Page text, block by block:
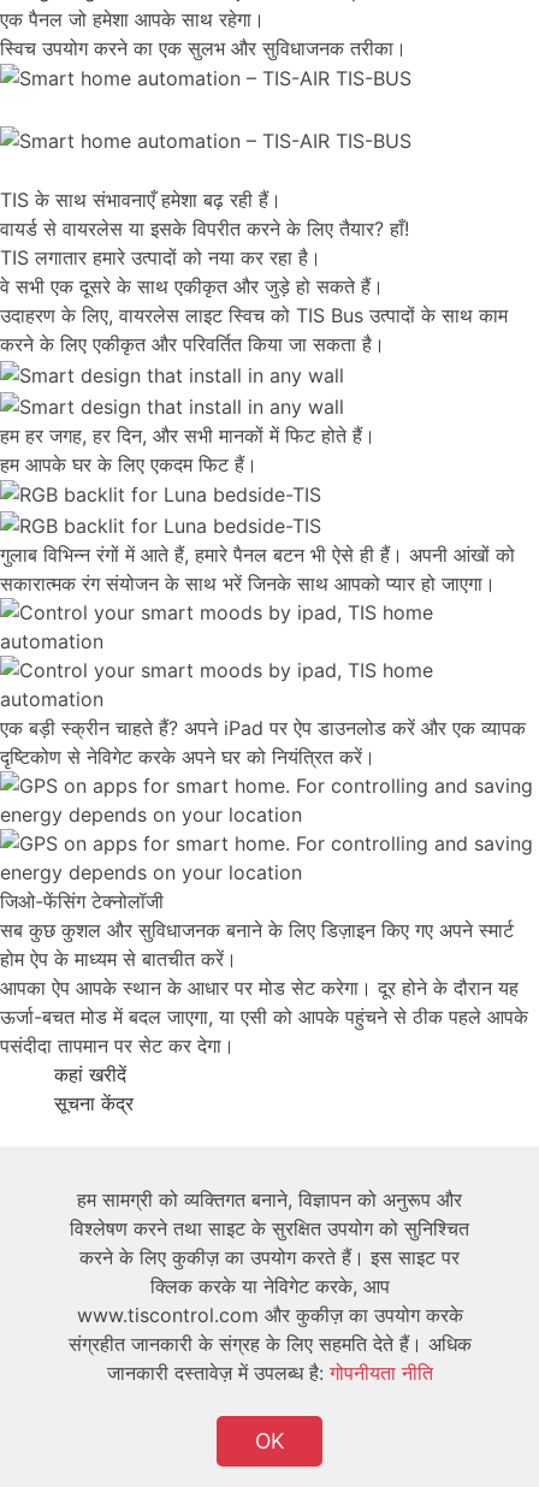
एक पैनल जो हमेशा आपके साथ रहेगा।
स्विच उपयोग करने का एक सुलभ और सुविधाजनक तरीका।
TIS के साथ संभावनाएँ हमेशा बढ़ रही हैं।
वायर्ड से वायरलेस या इसके विपरीत करने के लिए तैयार? हाँ!
TIS लगातार हमारे उत्पादों को नया कर रहा है।
वे सभी एक दूसरे के साथ एकीकृत और जुड़े हो सकते हैं।
उदाहरण के लिए, वायरलेस लाइट स्विच को TIS Bus उत्पादों के साथ काम
करने के लिए एकीकृत और परिवर्तित किया जा सकता है।
हम हर जगह, हर दिन, और सभी मानकों में फिट होते हैं।
हम आपके घर के लिए एकदम फिट हैं।
गुलाब विभिन्न रंगों में आते हैं, हमारे पैनल बटन भी ऐसे ही हैं। अपनी आंखों को
सकारात्मक रंग संयोजन के साथ भरें जिनके साथ आपको प्यार हो जाएगा।
एक बड़ी स्क्रीन चाहते हैं? अपने iPad पर ऐप डाउनलोड करें और एक व्यापक
दृष्टिकोण से नेविगेट करके अपने घर को नियंत्रित करें।
जिओ-फेंसिंग टेक्नोलॉजी
सब कुछ कुशल और सुविधाजनक बनाने के लिए डिज़ाइन किए गए अपने स्मार्ट
होम ऐप के माध्यम से बातचीत करें।
आपका ऐप आपके स्थान के आधार पर मोड सेट करेगा। दूर होने के दौरान यह
ऊर्जा-बचत मोड में बदल जाएगा, या एसी को आपके पहुंचने से ठीक पहले आपके
पसंदीदा तापमान पर सेट कर देगा।
कहां खरीदें
सूचना केंद्र
तकनीकी
उपयोगकर्ता
हम सामग्री को व्यक्तिगत बनाने, विज्ञापन को अनुरूप और
विश्लेषण करने तथा साइट के सुरक्षित उपयोग को सुनिश्चित
करने के लिए कुकीज़ का उपयोग करते हैं। इस साइट पर
क्लिक करके या नेविगेट करके, आप
www.tiscontrol.com और कुकीज़ का उपयोग करके
संग्रहीत जानकारी के संग्रह के लिए सहमति देते हैं। अधिक
जानकारी दस्तावेज़ में उपलब्ध है:गोपनीयता नीति
OK